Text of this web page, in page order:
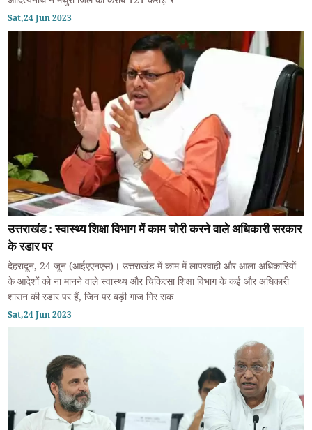
Sat,24 Jun 2023
उत्तराखंड : स्वास्थ्य शिक्षा विभाग में काम चोरी करने वाले अधिकारी सरकार
के रडार पर
देहरादून, 24 जून (आईएएनएस)। उत्तराखंड में काम में लापरवाही और आला अधिकारियों
के आदेशों को ना मानने वाले स्वास्थ्य और चिकित्सा शिक्षा विभाग के कई और अधिकारी
शासन की रडार पर हैं, जिन पर बड़ी गाज गिर सक
Sat,24 Jun 2023